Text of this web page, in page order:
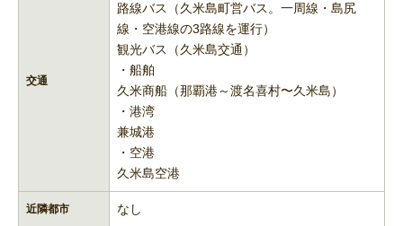
交通
路線バス（久米島町営バス。一周線・島尻
線・空港線の3路線を運行）
観光バス（久米島交通）
・船舶
久米商船（那覇港～渡名喜村〜久米島）
・港湾
兼城港
・空港
久米島空港
近隣都市 なし